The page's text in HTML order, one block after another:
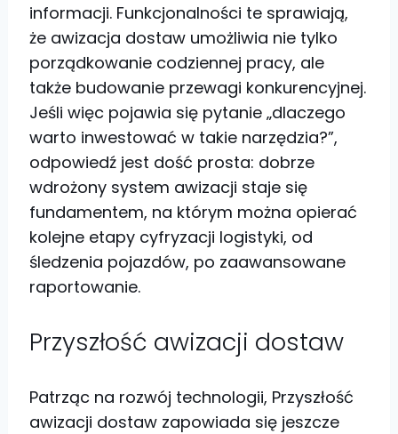
informacji. Funkcjonalności te sprawiają,
że awizacja dostaw umożliwia nie tylko
porządkowanie codziennej pracy, ale
także budowanie przewagi konkurencyjnej.
Jeśli więc pojawia się pytanie „dlaczego
warto inwestować w takie narzędzia?”,
odpowiedź jest dość prosta: dobrze
wdrożony system awizacji staje się
fundamentem, na którym można opierać
kolejne etapy cyfryzacji logistyki, od
śledzenia pojazdów, po zaawansowane
raportowanie.
Przyszłość awizacji dostaw
Patrząc na rozwój technologii, Przyszłość
awizacji dostaw zapowiada się jeszcze